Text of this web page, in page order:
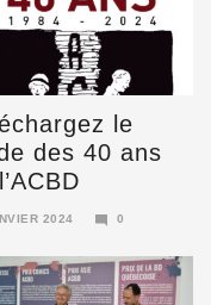
le
des 40 ans
2024
0